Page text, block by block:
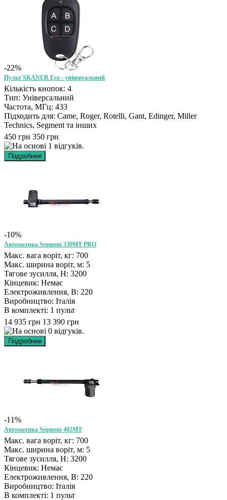
-22%
Пульт SKANER Eco - універсальний
Кількість кнопок: 4
Тип: Універсальний
Частота, МГц: 433
Підходить для: Came, Roger, Rotelli, Gant, Edinger, Miller
Technics, Segment та інших
450 грн 350 грн
-10%
Автоматика Segment 330MT PRO
Макс. вага воріт, кг: 700
Макс. ширина воріт, м: 5
Тягове зусилля, Н: 3200
Кінцевик: Немає
Електроживлення, В: 220
Виробництво: Італія
В комплекті: 1 пульт
14 935 грн 13 390 грн
-11%
Автоматика Segment 402MT
Макс. вага воріт, кг: 700
Макс. ширина воріт, м: 5
Тягове зусилля, Н: 3200
Кінцевик: Немає
Електроживлення, В: 220
Виробництво: Італія
В комплекті: 1 пульт